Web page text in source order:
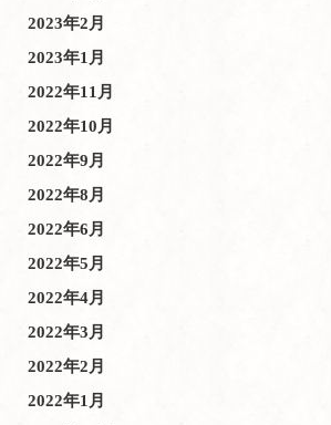
2023年2月
2023年1月
2022年11月
2022年10月
2022年9月
2022年8月
2022年6月
2022年5月
2022年4月
2022年3月
2022年2月
2022年1月